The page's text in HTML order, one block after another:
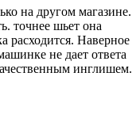
на другом магазине.
точнее шьет она
расходится. Наверное
не дает ответа
инглишем.